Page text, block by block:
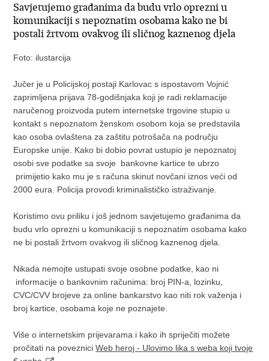
Savjetujemo građanima da budu vrlo oprezni u
komunikaciji s nepoznatim osobama kako ne bi
postali žrtvom ovakvog ili sličnog kaznenog djela
Foto: ilustarcija
Jučer je u Policijskoj postaji Karlovac s ispostavom Vojnić
zaprimljena prijava 78-godišnjaka koji je radi reklamacije
naručenog proizvoda putem internetske trgovine stupio u
kontakt s nepoznatom ženskom osobom koja se predstavila
kao osoba ovlaštena za zaštitu potrošača na području
Europske unije. Kako bi dobio povrat ustupio je nepoznatoj
osobi sve podatke sa svoje bankovne kartice te ubrzo
primijetio kako mu je s računa skinut novčani iznos veći od
2000 eura. Policija provodi kriminalističko istraživanje.
Koristimo ovu priliku i još jednom savjetujemo građanima da
budu vrlo oprezni u komunikaciji s nepoznatim osobama kako
ne bi postali žrtvom ovakvog ili sličnog kaznenog djela.
Nikada nemojte ustupati svoje osobne podatke, kao ni
informacije o bankovnim računima: broj PIN-a, lozinku,
CVC/CVV brojeve za online bankarstvo kao niti rok važenja i
broj kartice, osobama koje ne poznajete.
Više o internetskim prijevarama i kako ih spriječiti možete
pročitati na povezniciWeb heroj - Ulovimo lika s weba koji tvoje